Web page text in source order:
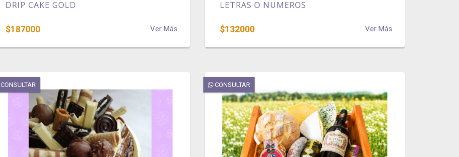
DRIP CAKE GOLD
$187000 Ver Más
LETRAS O NUMEROS
$132000 Ver Más
CONSULTAR CONSULTAR